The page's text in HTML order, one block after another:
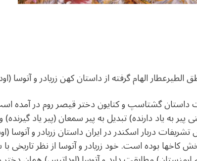
الهام گرفته از داستان کهن زریادر و آتوسا
داستان گشتاسپ و کتایون دختر قیصر روم در آمده
به یاد دارنده) تبدیل به پیر سمعان (پیر یاد
دربار اسکندر در ایران داستان زریادر و آتوسا
بوده است. خود زریادر و آتوسا از نظر تاریخی با